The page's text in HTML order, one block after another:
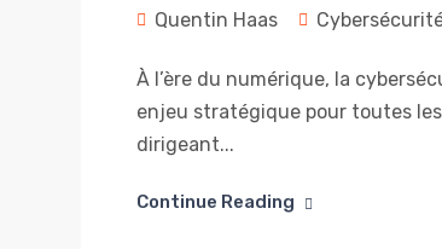
Quentin Haas
À l’ère du numérique, la
enjeu stratégique pour toutes
dirigeant...
Continue Reading